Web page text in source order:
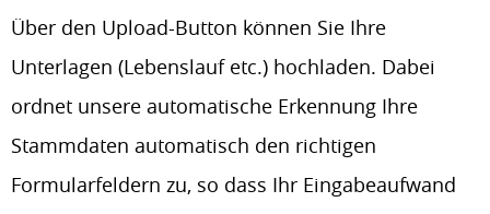
Über den Upload-Button können Sie Ihre
Unterlagen (Lebenslauf etc.) hochladen. Dabei
ordnet unsere automatische Erkennung Ihre
Stammdaten automatisch den richtigen
Formularfeldern zu, so dass Ihr Eingabeaufwand